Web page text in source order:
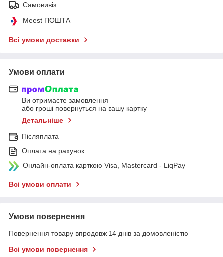
Самовивіз
Meest ПОШТА
Всі умови доставки
Умови оплати
Ви отримаєте замовлення
або гроші повернуться на вашу картку
Детальніше
Післяплата
Оплата на рахунок
Онлайн-оплата карткою Visa, Mastercard - LiqPay
Всі умови оплати
Умови повернення
Повернення товару впродовж 14 днів за домовленістю
Всі умови повернення